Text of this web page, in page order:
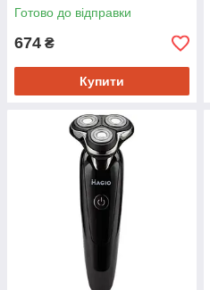
Готово до відправки
674 ₴
Купити